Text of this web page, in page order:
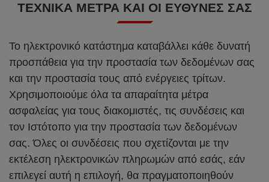
ΤΕΧΝΙΚΆ ΜΈΤΡΑ ΚΑΙ ΟΙ ΕΥΘΎΝΕΣ ΣΑΣ
Το ηλεκτρονικό κατάστημα καταβάλλει κάθε δυνατή
προσπάθεια για την προστασία των δεδομένων σας
και την προστασία τους από ενέργειες τρίτων.
Χρησιμοποιούμε όλα τα απαραίτητα μέτρα
ασφαλείας για τους διακομιστές, τις συνδέσεις και
τον Ιστότοπο για την προστασία των δεδομένων
σας. Όλες οι συνδέσεις που σχετίζονται με την
εκτέλεση ηλεκτρονικών πληρωμών από εσάς, εάν
επιλεγεί αυτή η επιλογή, θα πραγματοποιηθούν